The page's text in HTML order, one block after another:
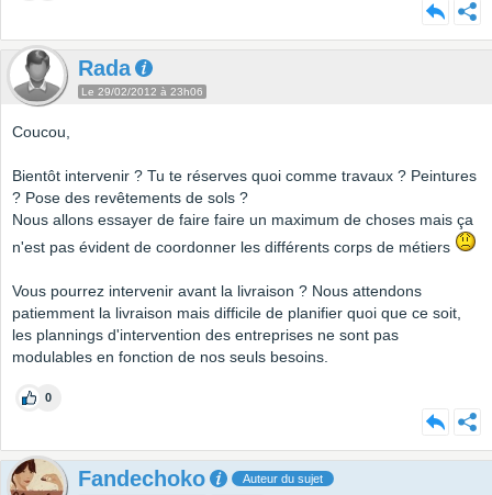
Rada
Le 29/02/2012 à 23h06
Coucou,
Bientôt intervenir ? Tu te réserves quoi comme travaux ? Peintures
? Pose des revêtements de sols ?
Nous allons essayer de faire faire un maximum de choses mais ça
n'est pas évident de coordonner les différents corps de métiers
Vous pourrez intervenir avant la livraison ? Nous attendons
patiemment la livraison mais difficile de planifier quoi que ce soit,
les plannings d'intervention des entreprises ne sont pas
modulables en fonction de nos seuls besoins.
0
Fandechoko Auteur du sujet